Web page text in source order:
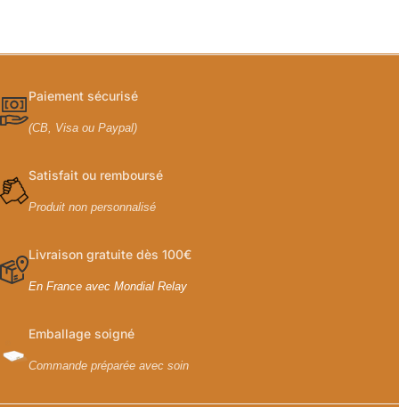
Paiement sécurisé
(CB, Visa ou Paypal)
Satisfait ou remboursé
Produit non personnalisé
Livraison gratuite dès 100€
En France avec Mondial Relay
Emballage soigné
Commande préparée avec soin